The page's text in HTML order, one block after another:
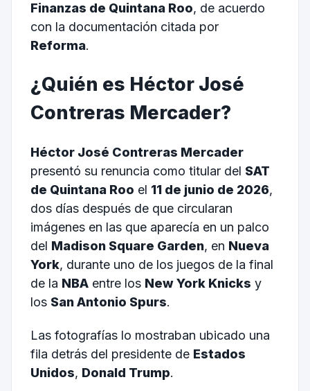
Finanzas de Quintana Roo, de acuerdo
con la documentación citada por
Reforma.
¿Quién es Héctor José
Contreras Mercader?
Héctor José Contreras Mercader
presentó su renuncia como titular del SAT
de Quintana Roo el 11 de junio de 2026,
dos días después de que circularan
imágenes en las que aparecía en un palco
del Madison Square Garden, en Nueva
York, durante uno de los juegos de la final
de la NBAentre los New York Knicks y
los San Antonio Spurs.
Las fotografías lo mostraban ubicado una
fila detrás del presidente de Estados
Unidos, Donald Trump.